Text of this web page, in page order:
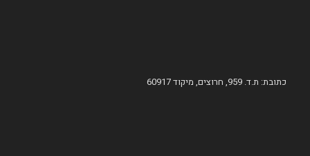
כתובת: ת.ד. 959, חרוצים, מיקוד 60917